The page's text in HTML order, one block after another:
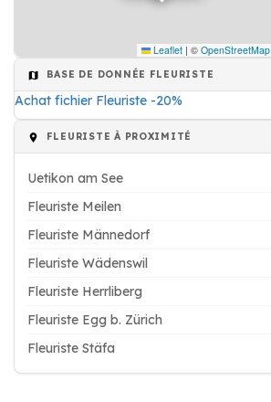
Leaflet | © OpenStreetMap
BASE DE DONNÉE FLEURISTE
Achat fichier Fleuriste -20%
FLEURISTE À PROXIMITÉ
Uetikon am See
Fleuriste Meilen
Fleuriste Männedorf
Fleuriste Wädenswil
Fleuriste Herrliberg
Fleuriste Egg b. Zürich
Fleuriste Stäfa